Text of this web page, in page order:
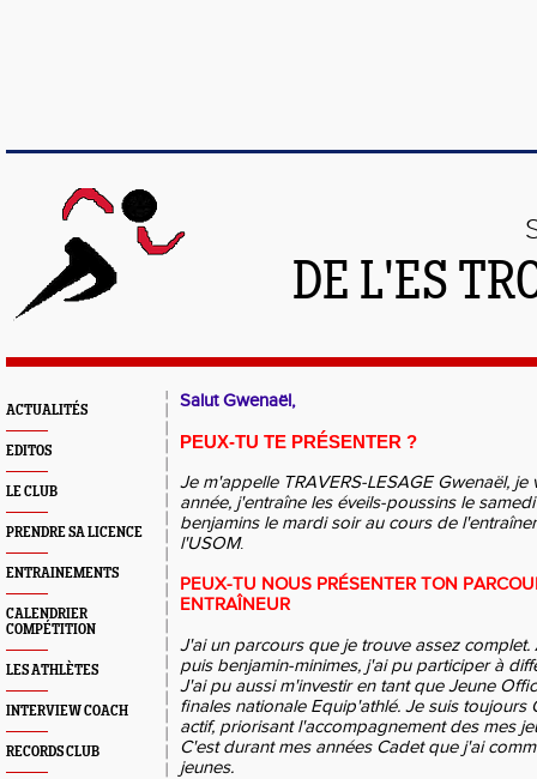
DE L'ES
ACTUALITÉS
EDITOS
LE CLUB
PRENDRE SA LICENCE
ENTRAINEMENTS
CALENDRIER
COMPÉTITION
LES ATHLÈTES
INTERVIEW COACH
RECORDS CLUB
Salut Gwenaël,
PEUX-TU TE PRÉSENTER ?
Je m'appelle TRAVERS-LESAGE Gwenaël,
année, j'entraîne les éveils-poussins le
benjamins le mardi soir au cours de
l'USOM.
PEUX-TU NOUS PRÉSENTER TON
ENTRAÎNEUR
J'ai un parcours que je trouve assez
puis benjamin-minimes, j'ai pu participer à
J'ai pu aussi m'investir en tant que Jeune
finales nationale Equip'athlé. Je suis toujours
actif, priorisant l'accompagnement des mes
C'est durant mes années Cadet que j'ai
jeunes.